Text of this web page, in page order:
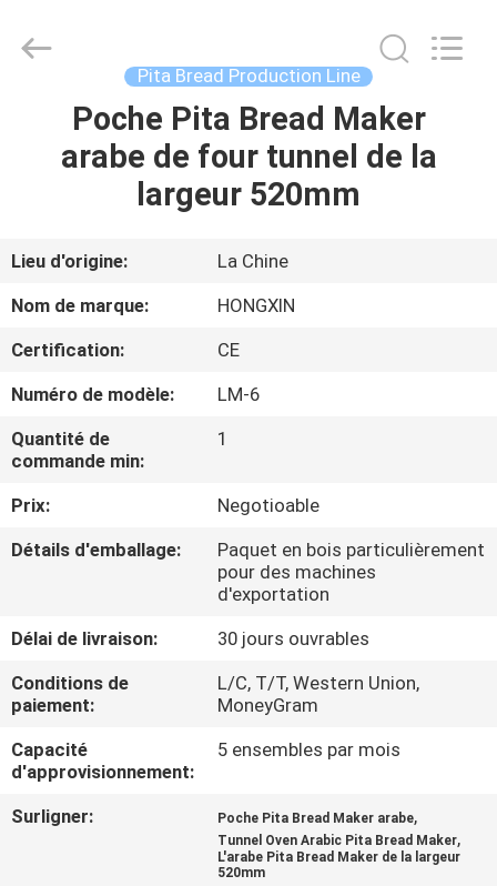
PRODUITS
LE
VR
PROPOS
DE
VISITE
DE
L'USINE
CONTRÔLE
Food
Machinery
Pita Bread Production Line
Poche Pita Bread Maker
arabe de four tunnel de la
largeur 520mm
Lieu d'origine:
La Chine
Nom de marque:
HONGXIN
Certification:
CE
Numéro de modèle:
LM-6
Quantité de
commande min:
1
Prix:
Negotioable
Détails d'emballage:
Paquet en bois particulièrement
pour des machines
d'exportation
Délai de livraison:
30 jours ouvrables
Conditions de
paiement:
L/C, T/T, Western Union,
MoneyGram
Capacité
d'approvisionnement:
5 ensembles par mois
Surligner: Poche Pita Bread Maker arabe,
Tunnel Oven Arabic Pita Bread Maker,
L'arabe Pita Bread Maker de la largeur
520mm